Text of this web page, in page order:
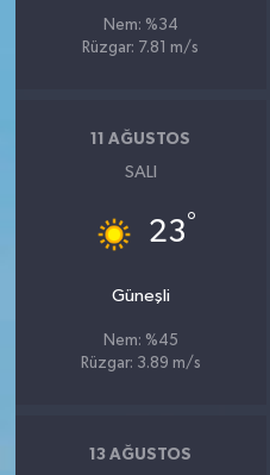
Nem: %34
Rüzgar: 7.81 m/s
11 AĞUSTOS
SALI
23°
Güneşli
Nem: %45
Rüzgar: 3.89 m/s
13 AĞUSTOS